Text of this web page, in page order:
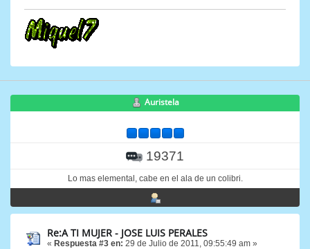
Auristela
19371
Lo mas elemental, cabe en el ala de un colibri.
Re:A TI MUJER - JOSE LUIS PERALES
« Respuesta #3 en: 29 de Julio de 2011, 09:55:49 am »